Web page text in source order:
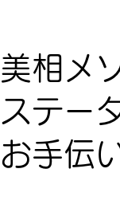
美相メ
ステー
お手伝